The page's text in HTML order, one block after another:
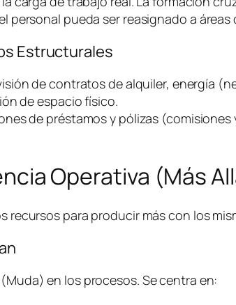
personal pueda ser reasignado a áreas
Estructurales
de contratos de alquiler, energía
de espacio físico.
de préstamos y pólizas
Operativa (Más
recursos para producir más con los
en los procesos. Se centra en: